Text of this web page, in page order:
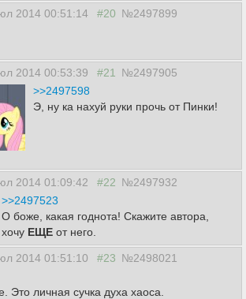
2014 00:51:14 #20 №2497899
2014 00:53:39 #21 №2497905
>>2497598
Э, ну ка нахуй руки прочь от Пинки!
2014 01:09:42 #22 №2497932
>>2497523
О боже, какая годнота! Скажите автора,
хочу ЕЩЕ от него.
2014 01:51:10 #23 №2498021
Это личная сучка духа хаоса.